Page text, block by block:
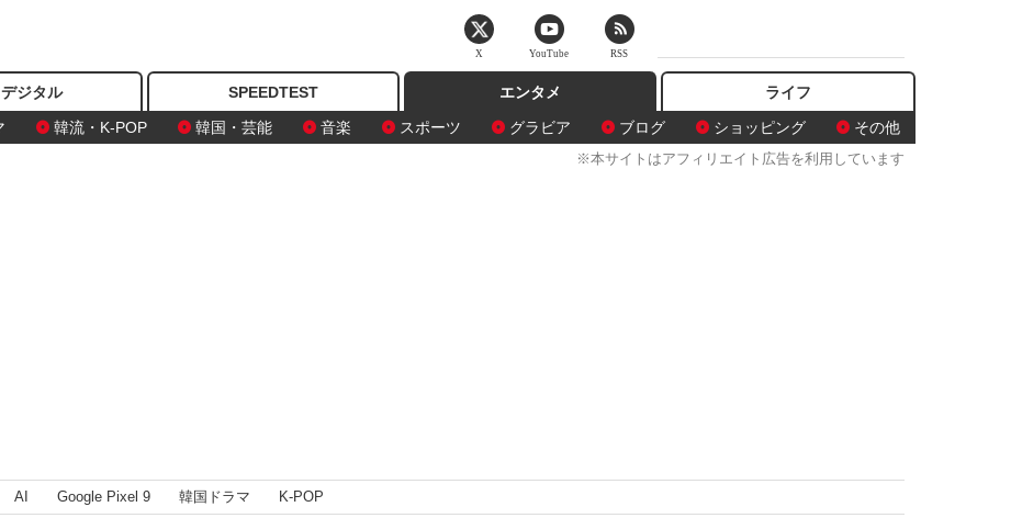
ジタル SPEEDTEST
エンタメ
韓流・K-POP 韓国・芸能 音楽 スポーツ グラビア ブログ ショッピング その他
ライフ
※本サイトはアフィリエイト広告を利用しています
AI Google Pixel 9 韓国ドラマ K-POP
X YouTube RSS